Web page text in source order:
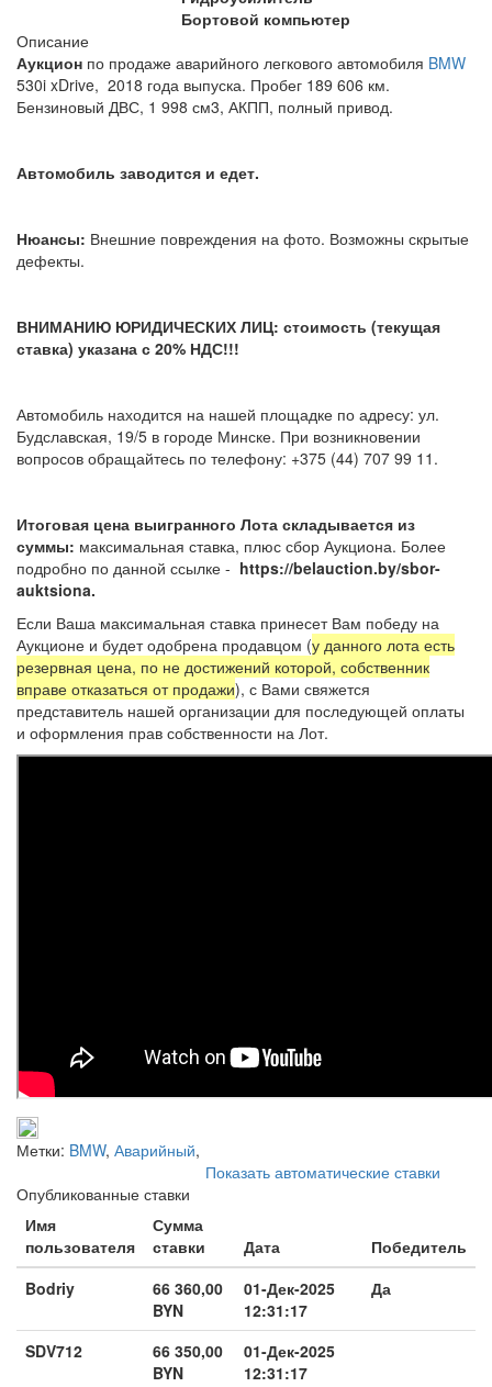
Бортовой компьютер
Описание
Аукцион по продаже аварийного легкового автомобиля BMW
530i xDrive, 2018 года выпуска. Пробег 189 606 км.
Бензиновый ДВС, 1 998 см3, АКПП, полный привод.
Автомобиль заводится и едет.
Нюансы: Внешние повреждения на фото. Возможны скрытые
дефекты.
ВНИМАНИЮ ЮРИДИЧЕСКИХ ЛИЦ: стоимость (текущая
ставка) указана с 20% НДС!!!
Автомобиль находится на нашей площадке по адресу: ул.
Будславская, 19/5 в городе Минске. При возникновении
вопросов обращайтесь по телефону: +375 (44) 707 99 11.
Итоговая цена выигранного Лота складывается из
суммы: максимальная ставка, плюс сбор Аукциона. Более
подробно по данной ссылке - https://belauction.by/sbor-
auktsiona.
Если Ваша максимальная ставка принесет Вам победу на
Аукционе и будет одобрена продавцом (у данного лота есть
резервная цена, по не достижений которой, собственник
вправе отказаться от продажи), с Вами свяжется
представитель нашей организации для последующей оплаты
и оформления прав собственности на Лот.
Метки: BMW, Аварийный,
Показать автоматические ставки
Опубликованные ставки
Имя
пользователя
Сумма
ставки
Дата
Победитель
Bodriy
66 360,00
BYN
01-Дек-2025
12:31:17
Да
SDV712
66 350,00
BYN
01-Дек-2025
12:31:17